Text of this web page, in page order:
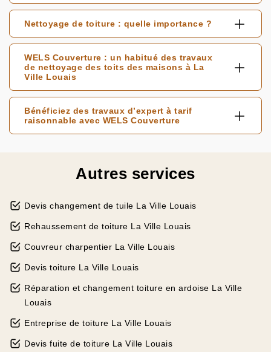
Nettoyage de toiture : quelle importance ?
WELS Couverture : un habitué des travaux
de nettoyage des toits des maisons à La
Ville Louais
Bénéficiez des travaux d’expert à tarif
raisonnable avec WELS Couverture
Autres services
Devis changement de tuile La Ville Louais
Rehaussement de toiture La Ville Louais
Couvreur charpentier La Ville Louais
Devis toiture La Ville Louais
Réparation et changement toiture en ardoise La Ville
Louais
Entreprise de toiture La Ville Louais
Devis fuite de toiture La Ville Louais